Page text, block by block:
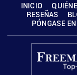
INICIO
RESEÑAS
PÓNGASE